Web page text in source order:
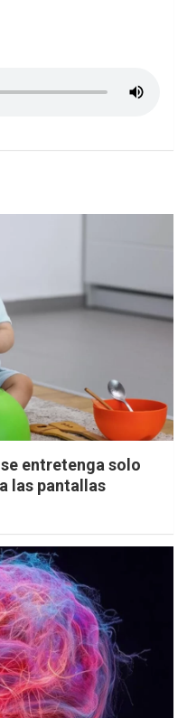
entretenga solo
las pantallas